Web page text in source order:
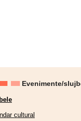
Evenimente/
cultural